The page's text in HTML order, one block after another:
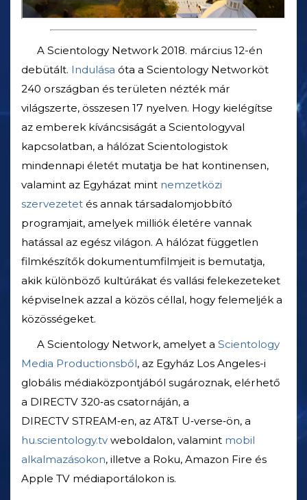
A Scientology Network 2018. március 12-én
debütált. Indulása óta a Scientology Networköt
240 országban és területen nézték már
világszerte, összesen 17 nyelven. Hogy kielégítse
az emberek kíváncsiságát a Scientologyval
kapcsolatban, a hálózat Scientologistok
mindennapi életét mutatja be hat kontinensen,
valamint az Egyházat mint nemzetközi
szervezetet és annak társadalomjobbító
programjait, amelyek milliók életére vannak
hatással az egész világon. A hálózat független
filmkészítők dokumentumfilmjeit is bemutatja,
akik különböző kultúrákat és vallási felekezeteket
képviselnek azzal a közös céllal, hogy felemeljék a
közösségeket.
A Scientology Network, amelyet a Scientology
Media Productionsből, az Egyház Los Angeles-i
globális médiaközpontjából sugároznak, elérhető
a DIRECTV 320‑as csatornáján, a
DIRECTV STREAM‑en, az AT&T U‑verse‑ön, a
hu.scientology.tv weboldalon, valamint mobil
alkalmazásokon, illetve a Roku, Amazon Fire és
Apple TV médiaportálokon is.